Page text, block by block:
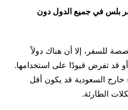
بلس في جميع الدول دون
للسفر، إلا أن هناك دولاً
قد تفرض قيودًا على استخدامها.
خارج السعودية قد يكون أقل
الطارئة.